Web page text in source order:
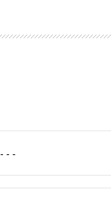
- - -